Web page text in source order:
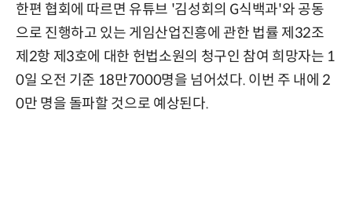
한편 협회에 따르면 유튜브 '김성회의 G식백과'와 공동
으로 진행하고 있는 게임산업진흥에 관한 법률 제32조
제2항 제3호에 대한 헌법소원의 청구인 참여 희망자는 1
0일 오전 기준 18만7000명을 넘어섰다. 이번 주 내에 2
0만 명을 돌파할 것으로 예상된다.